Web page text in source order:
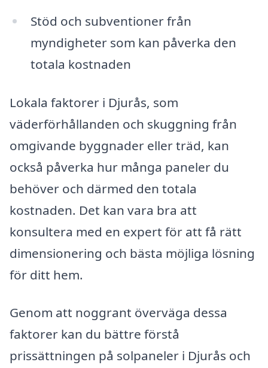
Stöd och subventioner från
myndigheter som kan påverka den
totala kostnaden
Lokala faktorer i Djurås, som
väderförhållanden och skuggning från
omgivande byggnader eller träd, kan
också påverka hur många paneler du
behöver och därmed den totala
kostnaden. Det kan vara bra att
konsultera med en expert för att få rätt
dimensionering och bästa möjliga lösning
för ditt hem.
Genom att noggrant överväga dessa
faktorer kan du bättre förstå
prissättningen på solpaneler i Djurås och